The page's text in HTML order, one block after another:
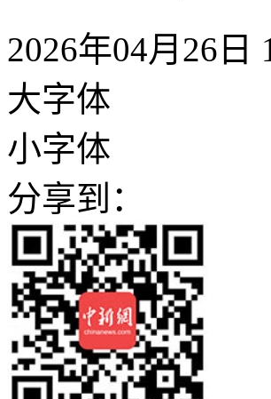
2026年04月26
大字体
小字体
分享到：